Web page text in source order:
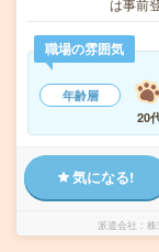
は事前
職場の雰囲気
年齢層
20
気になる!
派遣会社 株